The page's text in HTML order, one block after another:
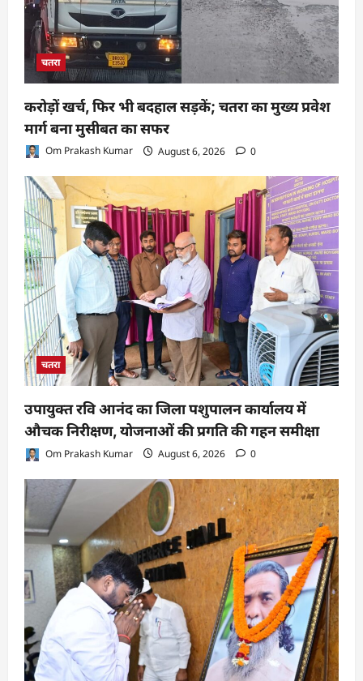
चतरा
करोड़ों खर्च, फिर भी बदहाल सड़कें; चतरा का मुख्य प्रवेश
मार्ग बना मुसीबत का सफर
Om Prakash Kumar August 6, 2026 0
चतरा
उपायुक्त रवि आनंद का जिला पशुपालन कार्यालय में
औचक निरीक्षण, योजनाओं की प्रगति की गहन समीक्षा
Om Prakash Kumar August 6, 2026 0